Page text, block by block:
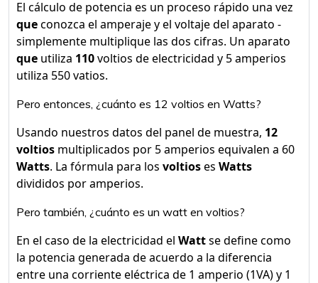
El cálculo de potencia es un proceso rápido una vez
queconozca el amperaje y el voltaje del aparato -
simplemente multiplique las dos cifras. Un aparato
que utiliza 110voltios de electricidad y 5 amperios
utiliza 550 vatios.
Pero entonces, ¿cuánto es 12 voltios en Watts?
Usando nuestros datos del panel de muestra, 12
voltios multiplicados por 5 amperios equivalen a 60
Watts. La fórmula para los voltioses Watts
divididos por amperios.
Pero también, ¿cuánto es un watt en voltios?
En el caso de la electricidad el Wattse define como
la potencia generada de acuerdo a la diferencia
entre una corriente eléctrica de 1 amperio (1VA) y 1